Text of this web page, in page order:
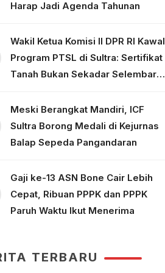
Harap Jadi Agenda Tahunan
Wakil Ketua Komisi II DPR RI Kawal
Program PTSL di Sultra: Sertifikat
Tanah Bukan Sekadar Selembar
Meski Berangkat Mandiri, ICF
Sultra Borong Medali di Kejurnas
Balap Sepeda Pangandaran
Gaji ke-13 ASN Bone Cair Lebih
Cepat, Ribuan PPPK dan PPPK
Paruh Waktu Ikut Menerima
TERBARU